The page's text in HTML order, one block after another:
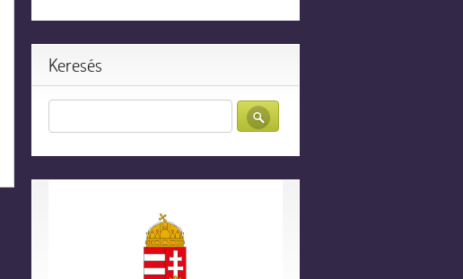
Keresés